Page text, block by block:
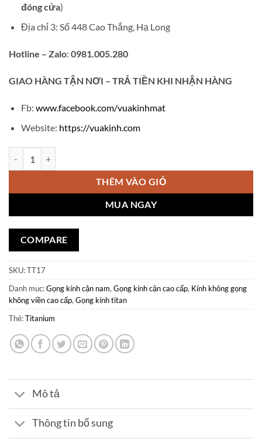
đóng cửa)
Địa chỉ 3: Số 448 Cao Thắng, Hạ Long
Hotline – Zalo: 0981.005.280
GIAO HÀNG TẬN NƠI – TRẢ TIỀN KHI NHẬN HÀNG
Fb: www.facebook.com/vuakinhmat
Website: https://vuakinh.com
THÊM VÀO GIỎ
MUA NGAY
COMPARE
SKU:TT17
Danh mục:Gọng kính cận nam, Gọng kính cận cao cấp, Kính không gọng
không viền cao cấp, Gọng kính titan
Thẻ:Titanium
Mô tả
Thông tin bổ sung